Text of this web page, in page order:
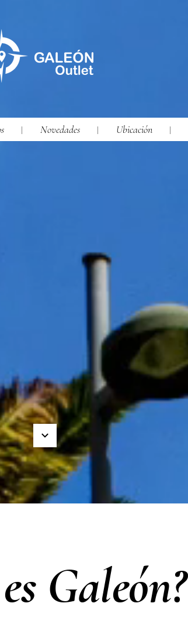
Novedades Ubicación
Galeón?